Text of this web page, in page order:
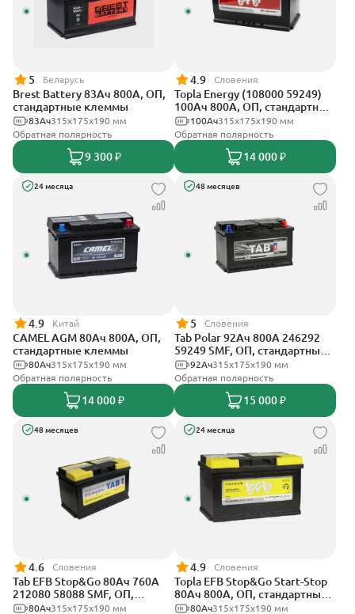
5 Беларусь
Brest Battery 83Ач 800А, ОП,
стандартные клеммы
315x175x190 мм
83Ач
Обратная полярность
9 300 ₽
4.9 Словения
Topla Energy (108000 59249)
100Ач 800А, ОП, стандартные
клеммы315x175x190 мм
100Ач
Обратная полярность
14 000 ₽
24 месяца
4.9 Китай
CAMEL AGM 80Ач 800А, ОП,
стандартные клеммы
315x175x190 мм
80Ач
Обратная полярность
14 000 ₽
48 месяцев
5 Словения
Tab Polar 92Ач 800А 246292
59249 SMF, ОП, стандартные
клеммы315x175x190 мм
92Ач
Обратная полярность
15 000 ₽
48 месяцев
4.6 Словения
Tab EFB Stop&Go 80Ач 760А
212080 58088 SMF, ОП,
стандартные клеммы
315x175x190 мм
80Ач
24 месяца
4.9 Словения
Topla EFB Stop&Go Start-Stop
80Ач 800А, ОП, стандартные
клеммы315x175x190 мм
80Ач